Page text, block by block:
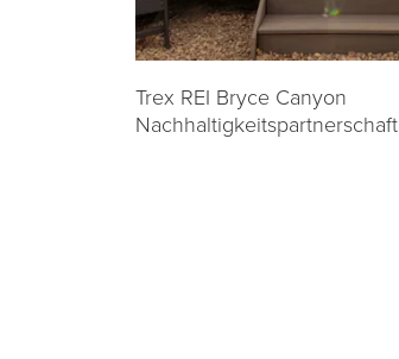
Trex REI Bryce Canyon
Nachhaltigkeitspartnerschaft